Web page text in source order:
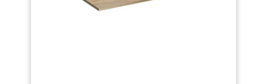
l'individualité de votre produit.